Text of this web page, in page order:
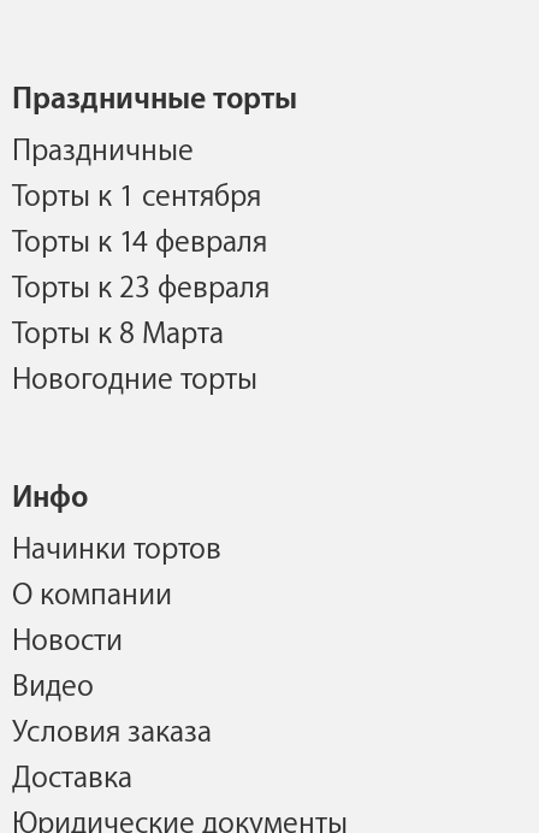
Праздничные торты
Праздничные
Торты к 1 сентября
Торты к 14 февраля
Торты к 23 февраля
Торты к 8 Марта
Новогодние торты
Инфо
Начинки тортов
О компании
Новости
Видео
Условия заказа
Доставка
Юридические документы